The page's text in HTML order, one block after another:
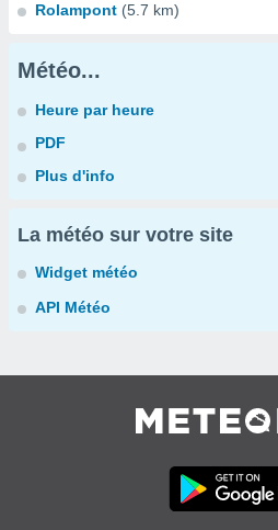
Rolampont (5.7 km)
Météo...
Heure par heure
PDF
Plus d'info
La météo sur votre site
Widget météo
API Météo